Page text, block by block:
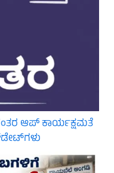
ಆಪ್ ಕಾರ್ಯಕ್ಷಮತೆ